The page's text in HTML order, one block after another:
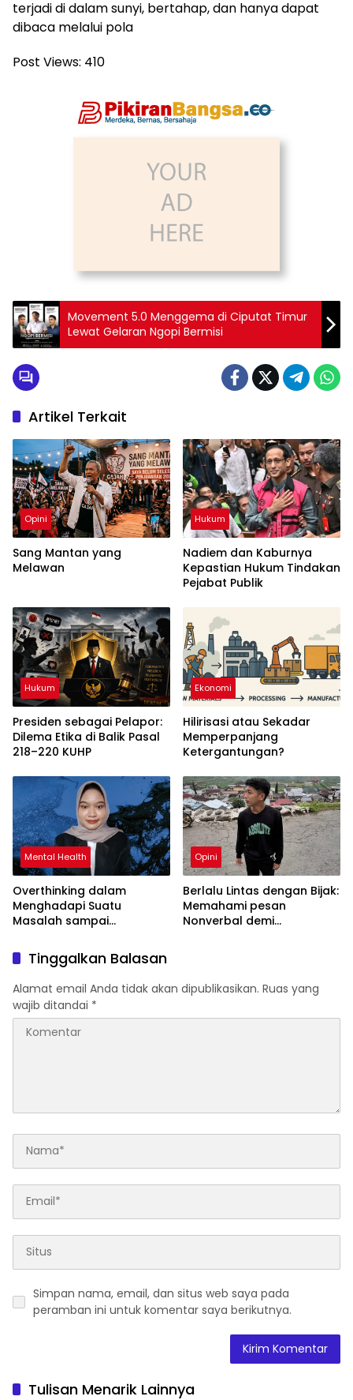
terjadi di dalam sunyi, bertahap, dan hanya dapat
dibaca melalui pola
Post Views: 410
Movement 5.0 Menggema di Ciputat Timur
Lewat Gelaran Ngopi Bermisi
Artikel Terkait
Opini
Sang Mantan yang
Melawan
Hukum
Nadiem dan Kaburnya
Kepastian Hukum Tindakan
Pejabat Publik
Hukum
Presiden sebagai Pelapor:
Dilema Etika di Balik Pasal
218–220 KUHP
Ekonomi
Hilirisasi atau Sekadar
Memperpanjang
Ketergantungan?
Mental Health
Overthinking dalam
Menghadapi Suatu
Masalah sampai
yang Berlebihan
Opini
Berlalu Lintas dengan Bijak:
Memahami pesan
Nonverbal demi
Tinggalkan Balasan
Alamat email Anda tidak akan dipublikasikan. Ruas yang
wajib ditandai *
Simpan nama, email, dan situs web saya pada
peramban ini untuk komentar saya berikutnya.
Tulisan Menarik Lainnya